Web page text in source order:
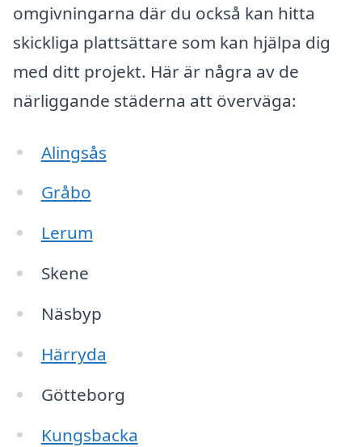
omgivningarna där du också kan hitta
skickliga plattsättare som kan hjälpa dig
med ditt projekt. Här är några av de
närliggande städerna att överväga:
Alingsås
Gråbo
Lerum
Skene
Näsbyp
Härryda
Götteborg
Kungsbacka